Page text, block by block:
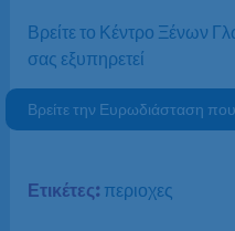
Βρείτε το Κέντρο Ξένων
σας εξυπηρετεί
Βρείτε την Ευρωδιάσταση
Ετικέτες: περιοχες